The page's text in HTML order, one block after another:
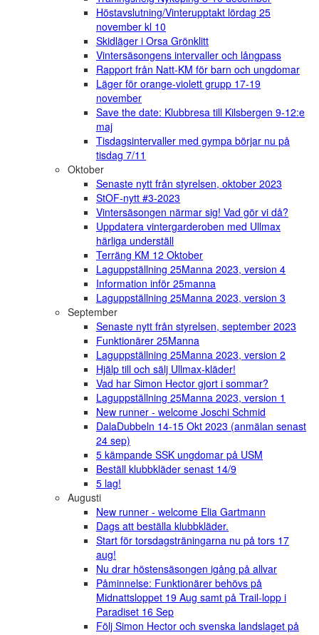
Höstavslutning/Vinterupptakt lördag 25
november kl 10
Skidläger i Orsa Grönklitt
Vintersäsongens intervaller och långpass
Rapport från Natt-KM för barn och ungdomar
Läger för orange-violett grupp 17-19
november
Save the date: Klubbresa till Kilsbergen 9-12:e
maj
Tisdagsintervaller med gympa börjar nu på
tisdag 7/11
Oktober
Senaste nytt från styrelsen, oktober 2023
StOF-nytt #3-2023
Vintersäsongen närmar sig! Vad gör vi då?
Uppdatera vintergarderoben med Ullmax
härliga underställ
Terräng KM 12 Oktober
Laguppställning 25Manna 2023, version 4
Information inför 25manna
Laguppställning 25Manna 2023, version 3
September
Senaste nytt från styrelsen, september 2023
Funktionärer 25Manna
Laguppställning 25Manna 2023, version 2
Hjälp till och sälj Ullmax-kläder!
Vad har Simon Hector gjort i sommar?
Laguppställning 25Manna 2023, version 1
New runner - welcome Joschi Schmid
DalaDubbeln 14-15 Okt 2023 (anmälan senast
24 sep)
5 kämpande SSK ungdomar på USM
Beställ klubbkläder senast 14/9
5 lag!
Augusti
New runner - welcome Elia Gartmann
Dags att beställa klubbkläder.
Start för torsdagsträningarna nu på tors 17
aug!
Nu drar höstensäsongen igång på allvar
Påminnelse: Funktionärer behövs på
Midnattsloppet 19 Aug samt på Trail-lopp i
Paradiset 16 Sep
Följ Simon Hector och svenska landslaget på